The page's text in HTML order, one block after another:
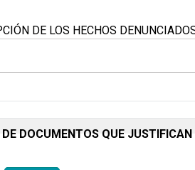
DE LOS HECHOS
DE DOCUMENTOS QUE